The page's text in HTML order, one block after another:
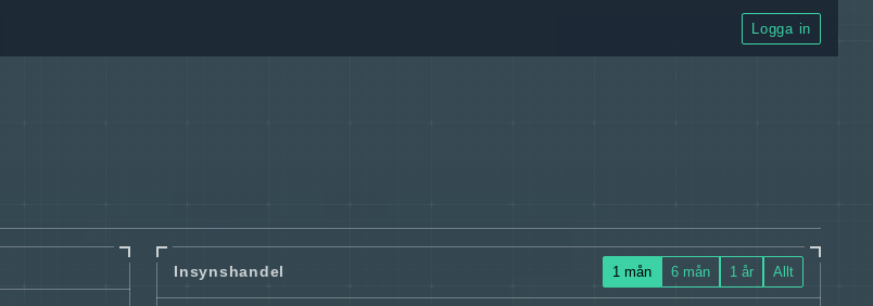
Logga in
Insynshandel 1 mån 6 mån 1 år Allt